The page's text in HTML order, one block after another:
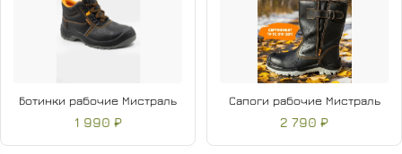
Ботинки рабочие Мистраль
1 990 ₽
Сапоги рабочие Мистраль
2 790 ₽